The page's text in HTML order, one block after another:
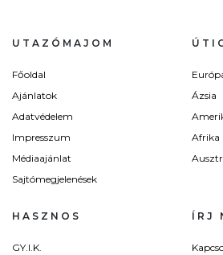
UTAZÓMAJOM
Főoldal
Ajánlatok
Adatvédelem
Impresszum
Médiaajánlat
Sajtómegjelenések
Ázsia
Afrika
HASZNOS
GY.I.K.
ÍRJ